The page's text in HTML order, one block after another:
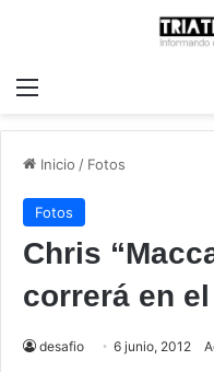
Inicio / Fotos
Fotos
Chris
correrá en el
desafio 6 junio, 2012